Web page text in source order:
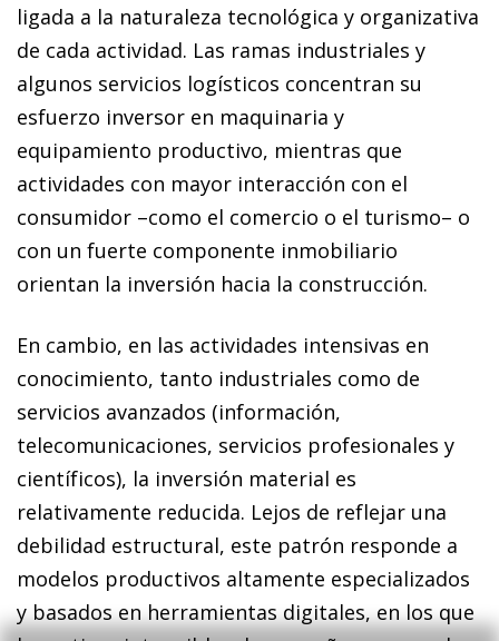
ligada a la naturaleza tecnológica y organizativa
de cada actividad. Las ramas industriales y
algunos servicios logísticos concentran su
esfuerzo inversor en maquinaria y
equipamiento productivo, mientras que
actividades con mayor interacción con el
consumidor –como el comercio o el turismo– o
con un fuerte componente inmobiliario
orientan la inversión hacia la construcción.
En cambio, en las actividades intensivas en
conocimiento, tanto industriales como de
servicios avanzados (información,
telecomunicaciones, servicios profesionales y
científicos), la inversión material es
relativamente reducida. Lejos de reflejar una
debilidad estructural, este patrón responde a
modelos productivos altamente especializados
y basados en herramientas digitales, en los que